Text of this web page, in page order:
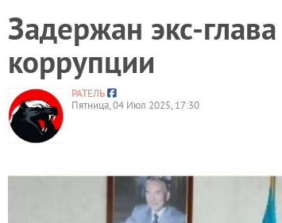
Задержан экс-
коррупции
РАТЕЛЬ
Пятница, 04 Июл 2025, 17:30